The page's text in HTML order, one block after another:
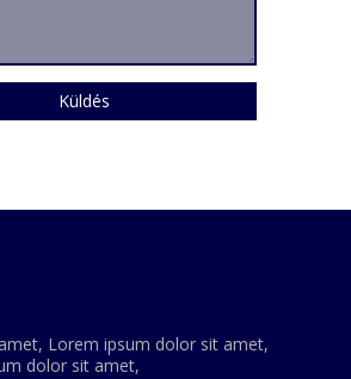
Lorem ipsum dolor sit amet,
dolor sit amet,